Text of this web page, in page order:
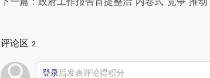
评论区 2
登录后发表评论得积分